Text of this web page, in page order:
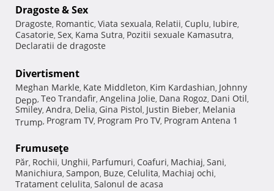
Dragoste & Sex
Dragoste, Romantic, Viata sexuala, Relatii, Cuplu, Iubire,
Casatorie, Sex, Kama Sutra, Pozitii sexuale Kamasutra,
Declaratii de dragoste
Divertisment
Meghan Markle, Kate Middleton, Kim Kardashian, Johnny
Depp, Teo Trandafir, Angelina Jolie, Dana Rogoz, Dani Otil,
Smiley, Andra, Delia, Gina Pistol, Justin Bieber, Melania
Trump, Program TV, Program Pro TV, Program Antena 1
Frumuseţe
Păr, Rochii, Unghii, Parfumuri, Coafuri, Machiaj, Sani,
Manichiura, Sampon, Buze, Celulita, Machiaj ochi,
Tratament celulita, Salonul de acasa